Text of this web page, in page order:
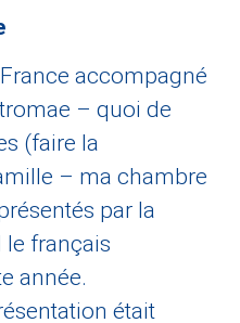
accompagné
– quoi de
(faire la
– ma chambre
par la
le français
année.
était